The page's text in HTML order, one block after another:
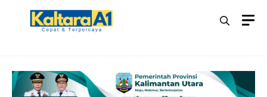
Langsung